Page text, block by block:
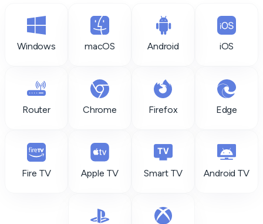
Windows macOS Android iOS
Router Chrome Firefox Edge
Fire TV Apple TV Smart TV Android TV